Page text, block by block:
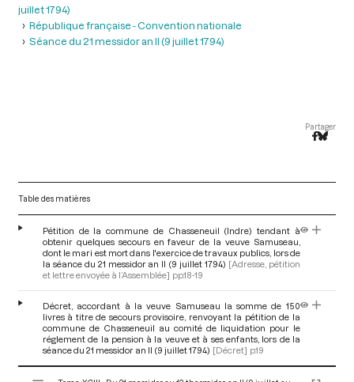
juillet 1794)
République française - Convention nationale
Séance du 21 messidor an II (9 juillet 1794)
Partager
Table des matières
Pétition de la commune de Chasseneuil (Indre) tendant à
obtenir quelques secours en faveur de la veuve Samuseau,
dont le mari est mort dans l'exercice de travaux publics, lors de
la séance du 21 messidor an II (9 juillet 1794) [Adresse, pétition
et lettre envoyée à l’Assemblée] pp.18-19
Décret, accordant à la veuve Samuseau la somme de 150
livres à titre de secours provisoire, renvoyant la pétition de la
commune de Chasseneuil au comité de liquidation pour le
réglement de la pension à la veuve et à ses enfants, lors de la
séance du 21 messidor an II (9 juillet 1794) [Décret] p.19